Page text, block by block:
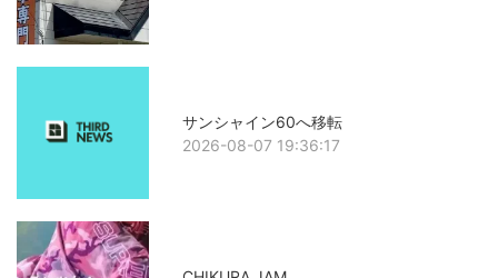
サンシャイン60へ移転
2026-08-07 19:36:17